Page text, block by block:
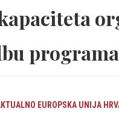
EUROPSKA UNIJA